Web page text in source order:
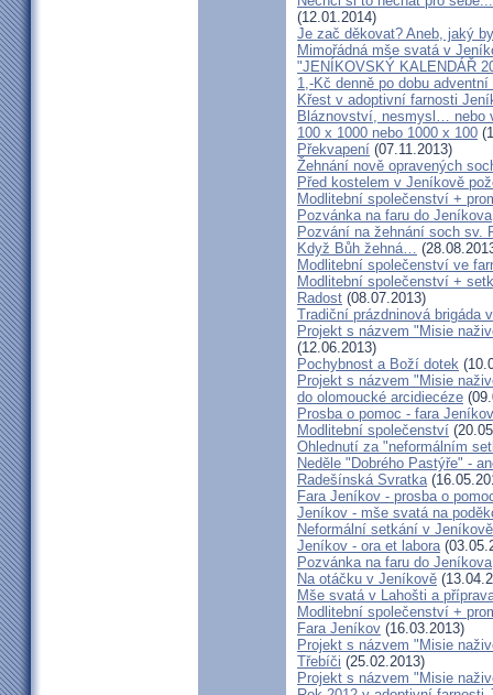
(12.01.2014)
Je zač děkovat? Aneb, jaký
Mimořádná mše svatá v
"JENÍKOVSKÝ KALENDÁŘ
1,-Kč denně po dobu
Křest v adoptivní farnosti
Bláznovství, nesmysl… nebo
100 x 1000 nebo 1000 x 100
Překvapení (07.11.2013)
Žehnání nově opravených
Před kostelem v Jeníkově
Modlitební společenství +
Pozvánka na faru do Jeníkova
Pozvání na žehnání soch sv.
Když Bůh žehná…
Modlitební společenství ve
Modlitební společenství +
Radost (08.07.2013)
Tradiční prázdninová brigáda
Projekt s názvem "Misie
(12.06.2013)
Pochybnost a Boží dotek
Projekt s názvem "Misie
do olomoucké arcidiecéze
Prosba o pomoc - fara Jeníkov
Modlitební společenství
Ohlednutí za "neformálním
Neděle "Dobrého Pastýře" -
Radešínská Svratka
Fara Jeníkov - prosba o
Jeníkov - mše svatá na
Neformální setkání v
Jeníkov - ora et labora
Pozvánka na faru do Jeníkova
Na otáčku v Jeníkově
Mše svatá v Lahošti a
Modlitební společenství +
Fara Jeníkov (16.03.2013)
Projekt s názvem "Misie
Třebíči (25.02.2013)
Projekt s názvem "Misie